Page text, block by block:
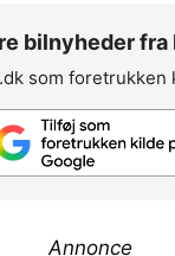
bilnyheder fra
som foretrukken
Annonce